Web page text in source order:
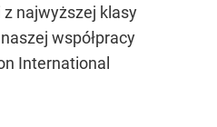
najwyższej klasy
współpracy
International